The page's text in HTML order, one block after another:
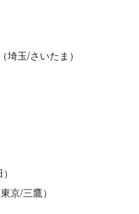
玉/さいたま）
京/三鷹）